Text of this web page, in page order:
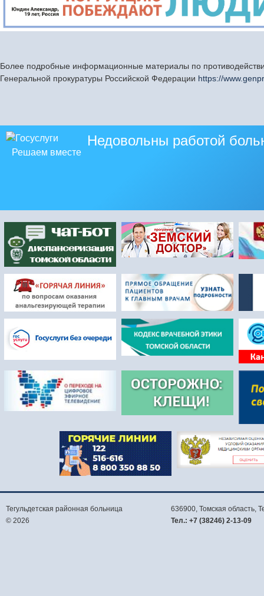
Более подробные информационные материалы по
Генеральной прокуратуры Российской Федерации https://
Решаем вместе
Недовольны работой
Тегульдетская районная больница
© 2026
636900, Томская область,
Тел.: +7 (38246) 2-13-09